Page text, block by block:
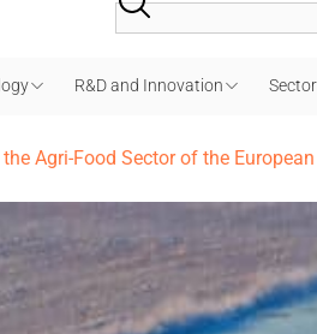
R&D and Innovation
Agri-Food Sector of the